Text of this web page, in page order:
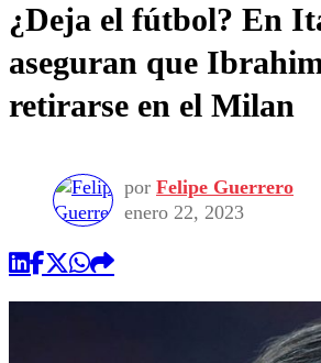
Frecuencias
Agricultura TV
Deportes
Colo Colo
Otros Deportes
Seleccion Chilena
Torneo Internacional
Entretención
Dato Practico
Economía
Internacional
Publicaciones en
Opinión
¿Deja el fútbol? En
aseguran que
retirarse en el Milan
por Felipe Guerrero
enero 22, 2023